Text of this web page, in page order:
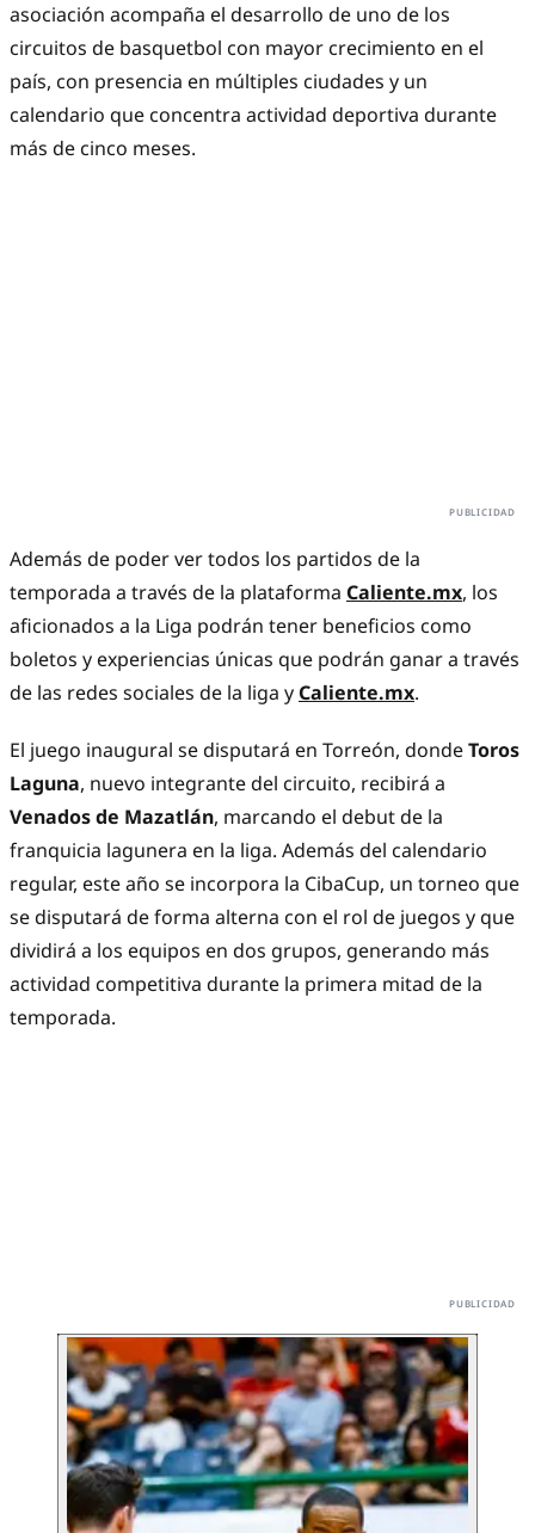
asociación acompaña el desarrollo de uno de los
circuitos de basquetbol con mayor crecimiento en el
país, con presencia en múltiples ciudades y un
calendario que concentra actividad deportiva durante
más de cinco meses.
Además de poder ver todos los partidos de la
temporada a través de la plataforma Caliente.mx, los
aficionados a la Liga podrán tener beneficios como
boletos y experiencias únicas que podrán ganar a través
de las redes sociales de la liga y Caliente.mx.
El juego inaugural se disputará en Torreón, dondeToros
Laguna, nuevo integrante del circuito, recibirá a
Venados de Mazatlán, marcando el debut de la
franquicia lagunera en la liga. Además del calendario
regular, este año se incorpora la CibaCup, un torneo que
se disputará de forma alterna con el rol de juegos y que
dividirá a los equipos en dos grupos, generando más
actividad competitiva durante la primera mitad de la
temporada.